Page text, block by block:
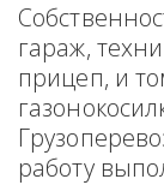
гараж,
прицеп, и
работу